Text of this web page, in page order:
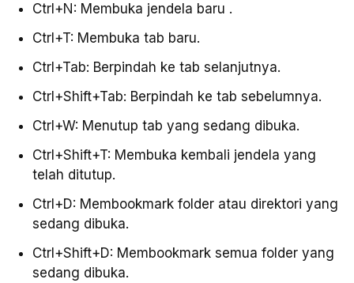
Ctrl+N: Membuka jendela baru .
Ctrl+T: Membuka tab baru.
Ctrl+Tab: Berpindah ke tab selanjutnya.
Ctrl+Shift+Tab: Berpindah ke tab sebelumnya.
Ctrl+W: Menutup tab yang sedang dibuka.
Ctrl+Shift+T: Membuka kembali jendela yang
telah ditutup.
Ctrl+D: Membookmark folder atau direktori yang
sedang dibuka.
Ctrl+Shift+D: Membookmark semua folder yang
sedang dibuka.